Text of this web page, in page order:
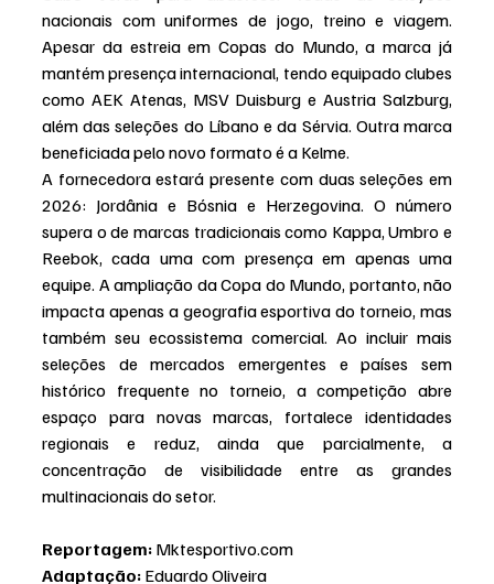
nacionais com uniformes de jogo, treino e viagem.
Apesar da estreia em Copas do Mundo, a marca já
mantém presença internacional, tendo equipado clubes
como AEK Atenas, MSV Duisburg e Austria Salzburg,
além das seleções do Líbano e da Sérvia. Outra marca
beneficiada pelo novo formato é a Kelme.
A fornecedora estará presente com duas seleções em
2026: Jordânia e Bósnia e Herzegovina. O número
supera o de marcas tradicionais como Kappa, Umbro e
Reebok, cada uma com presença em apenas uma
equipe. A ampliação da Copa do Mundo, portanto, não
impacta apenas a geografia esportiva do torneio, mas
também seu ecossistema comercial. Ao incluir mais
seleções de mercados emergentes e países sem
histórico frequente no torneio, a competição abre
espaço para novas marcas, fortalece identidades
regionais e reduz, ainda que parcialmente, a
concentração de visibilidade entre as grandes
multinacionais do setor.
Reportagem: Mktesportivo.com
Adaptação: Eduardo Oliveira